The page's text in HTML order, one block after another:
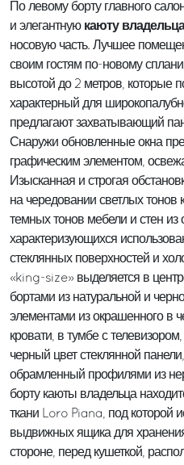
По левому борту главного
и элегантную каюту
носовую часть. Лучшее
своим гостям по-новому
высотой до 2 метров, которые
характерный для
предлагают захватывающий
Снаружи обновленные окна
графическим элементом,
Изысканная и строгая
на чередовании светлых тонов
темных тонов мебели и стен из
характеризующихся
стеклянных поверхностей и
«king-size» выделяется в
бортами из натуральной и
элементами из окрашенного в
кровати, в тумбе с
черный цвет стеклянной
обрамленный профилями из
борту каюты владельца
ткани Loro Piana, под которой
выдвижных ящика для
стороне, перед кушеткой,